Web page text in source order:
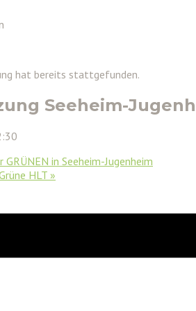
hat bereits stattgefunden.
Seeheim-
in Seeheim-Jugenheim
HLT »